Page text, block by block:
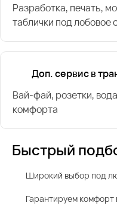
Разработка, печать,
таблички под лобовое
Доп. сервис в
Вай-фай, розетки,
комфорта
Быстрый
Широкий выбор под
Гарантируем комфорт